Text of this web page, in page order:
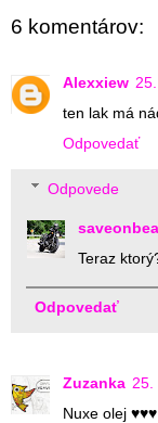
6 komentárov:
Alexxiew
ten lak má
Odpovedať
Odpovede
Teraz
Odpovedať
Zuzanka 25.
Nuxe olej ♥♥♥